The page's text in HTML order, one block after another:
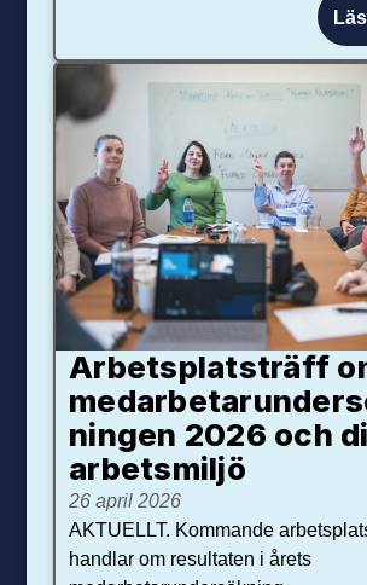
Arbetsplats­träff
ningen 2026 och
arbets­miljö
26 april 2026
AKTUELLT. Kommande
handlar om resultaten i årets